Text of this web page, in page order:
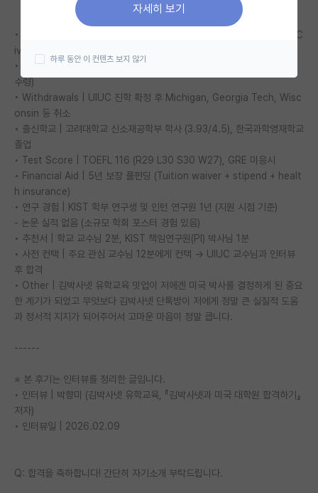
대학원생 모집 게시판
연구실(PI) 홍보 게시판
석박사 채용 정보 게시판
임용 정보 게시판
학부 인턴 게시판
취업 게시판
임용 후기 게시판
PI 전용 게시판
인문사회 계열 게시판
특수/전문대학원 게시판
학술 정보 게시판
홍보 게시판
유학교육
• Admission | University of Illinois Urbana-Champaign (UIUC), C
ivil and Environmental Engineering Direct PhD (조기 진학 확정)
• Rejections | Stanford, Princeton (UIUC 진학 확정 후 리젝 레터
수령)
• Withdrawals | UIUC 진학 확정 후 Michigan, Georgia Tech, Wisc
onsin 등 취소
• 출신학교 | 고려대학교 신소재공학부 학사 (3.93/4.5), 한국과학영재학교
졸업
• Test Score | TOEFL 116 (R29 L30 S30 W27), GRE 미응시
• Financial Aid | 5년 보장 풀펀딩 (Tuition waiver + stipend + healt
h insurance)
• 연구 경험 | KIST 학부 연구생 및 인턴 연구원 1년 (지원 시점 기준)
- 논문 실적 없음 (소규모 학회 포스터 경험 있음)
• 추천서 | 학교 교수님 2분, KIST 책임연구원(PI) 박사님 1분
• 사전 컨택 | 주요 관심 교수님 12분에게 컨택 → UIUC 교수님과 인터뷰
후 합격
• Other | 김박사넷 유학교육 밋업이 저에겐 미국 박사를 결정하게 된 중요
한 계기가 되었고 무엇보다 김박사넷 단톡방이 저에게 정말 큰 실질적 도움
과 정서적 지지가 되어주어서 고마운 마음이 정말 큽니다.
------
※ 본 후기는 인터뷰를 정리한 글입니다.
• 인터뷰 | 박향미 (김박사넷 유학교육, 『김박사넷과 미국 대학원 합격하기』
저자)
• 인터뷰일 | 2026.02.09
Q: 합격을 축하합니다! 간단히 자기소개 부탁드립니다.
자세히 보기
하루 동안 이 컨텐츠 보지 않기